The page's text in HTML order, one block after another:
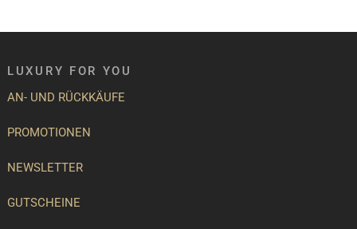
LUXURY FOR YOU
AN- UND RÜCKKÄUFE
PROMOTIONEN
NEWSLETTER
GUTSCHEINE